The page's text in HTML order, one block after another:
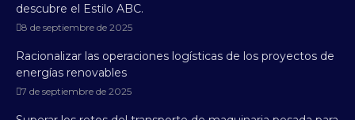
descubre el Estilo ABC.
8 de septiembre de 2025
Racionalizar las operaciones logísticas de los proyectos de
energías renovables
7 de septiembre de 2025